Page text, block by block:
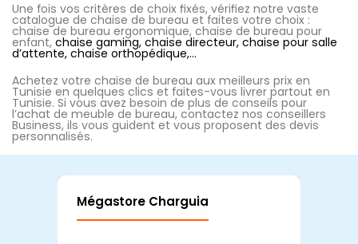
Une fois vos critères de choix fixés, vérifiez notre vaste
catalogue de chaise de bureau et faites votre choix :
chaise de bureau ergonomique, chaise de bureau pour
enfant, chaise gaming, chaise directeur, chaise pour salle
d’attente, chaise orthopédique,…
Achetez votre chaise de bureau aux meilleurs prix en
Tunisie en quelques clics et faites-vous livrer partout en
Tunisie. Si vous avez besoin de plus de conseils pour
l’achat de meuble de bureau, contactez nos conseillers
Business, ils vous guident et vous proposent des devis
personnalisés.
Mégastore Charguia